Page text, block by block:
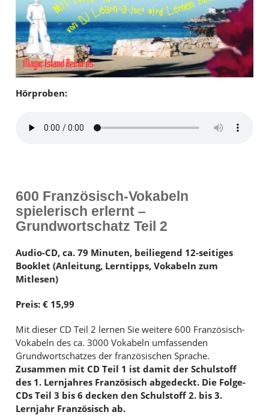
ARTISTS
SEMINARE
MEIN KONTO
Hörproben:
600 Französisch-Vokabeln
spielerisch erlernt –
Grundwortschatz Teil 2
Audio-CD, ca. 79 Minuten, beiliegend 12-seitiges
Booklet (Anleitung, Lerntipps, Vokabeln zum
Mitlesen)
Preis: € 15,99
Mit dieser CD Teil 2 lernen Sie weitere 600 Französisch-
Vokabeln des ca. 3000 Vokabeln umfassenden
Grundwortschatzes der französischen Sprache.
Zusammen mit CD Teil 1 ist damit der Schulstoff
des 1. Lernjahres Französisch abgedeckt. Die Folge-
CDs Teil 3 bis 6 decken den Schulstoff 2. bis 3.
Lernjahr Französisch ab.